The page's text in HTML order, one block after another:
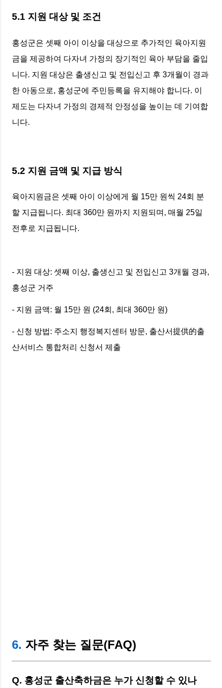
5.1 지원 대상 및 조건
홍성군은 셋째 아이 이상을 대상으로 추가적인 육아지원
금을 제공하여 다자녀 가정의 장기적인 육아 부담을 줄입
니다. 지원 대상은 출생신고 및 전입신고 후 3개월이 경과
한 아동으로, 홍성군에 주민등록을 유지해야 합니다. 이
제도는 다자녀 가정의 경제적 안정성을 높이는 데 기여합
니다.
5.2 지원 금액 및 지급 방식
육아지원금은 셋째 아이 이상에게 월 15만 원씩 24회 분
할 지급됩니다. 최대 360만 원까지 지원되며, 매월 25일
전후로 지급됩니다.
- 지원 대상: 셋째 이상, 출생신고 및 전입신고 3개월 경과,
홍성군 거주
- 지원 금액: 월 15만 원 (24회, 최대 360만 원)
- 신청 방법: 주소지 행정복지센터 방문, 출산서提供的출
산서비스 통합처리 신청서 제출
6. 자주 찾는 질문(FAQ)
Q. 홍성군 출산축하금은 누가 신청할 수 있나